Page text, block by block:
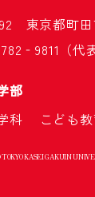
東京都町田
（代表
部
科
こども
TOKYO KASEI GAKUIN